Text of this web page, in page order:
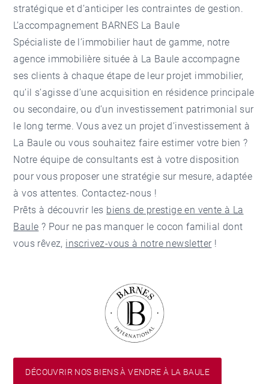
stratégique et d’anticiper les contraintes de gestion.
L’accompagnement BARNES La Baule
Spécialiste de l’immobilier haut de gamme, notre
agence immobilière située à La Baule accompagne
ses clients à chaque étape de leur projet immobilier,
qu’il s’agisse d’une acquisition en résidence principale
ou secondaire, ou d’un investissement patrimonial sur
le long terme. Vous avez un projet d’investissement à
La Baule ou vous souhaitez faire estimer votre bien ?
Notre équipe de consultants est à votre disposition
pour vous proposer une stratégie sur mesure, adaptée
à vos attentes. Contactez-nous !
Prêts à découvrir les biens de prestige en vente à La
Baule ? Pour ne pas manquer le cocon familial dont
vous rêvez, inscrivez-vous à notre newsletter !
DÉCOUVRIR NOS BIENS À VENDRE À LA BAULE